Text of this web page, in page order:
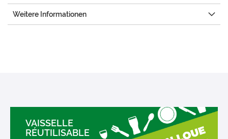
Weitere Informationen
VAISSELLE
RÉUTILISABLE